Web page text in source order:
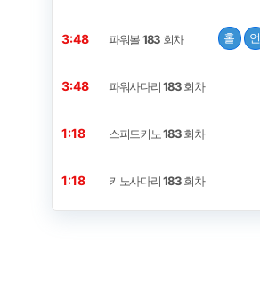
3:48 파워볼183회차 홀 언
3:48 파워사다리183회차
1:18 스피드키노183회차
1:18 키노사다리183회차